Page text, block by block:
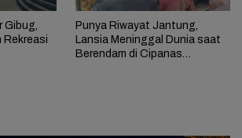
Gibug,
Rekreasi
Punya Riwayat Jantung,
Lansia Meninggal Dunia saat
Berendam di Cipanas